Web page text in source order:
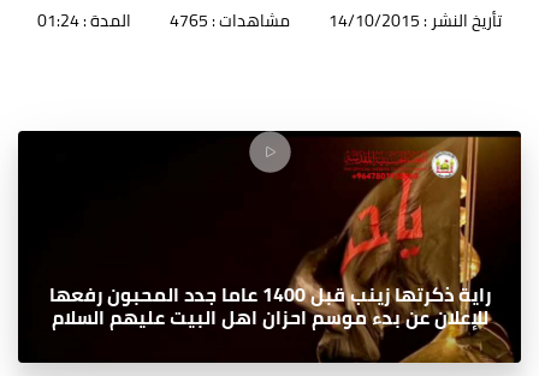
تأريخ النشر : 14/10/2015 مشاهدات : 4765 المدة : 01:24
راية ذكرتها زينب قبل 1400 عاما جدد المحبون رفعها
للإعلان عن بدء موسم احزان اهل البيت عليهم السلام